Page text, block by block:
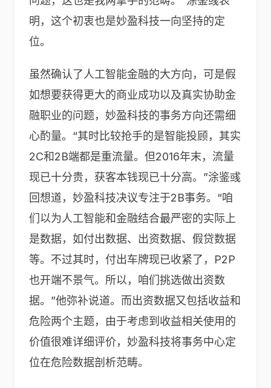
明，这个初衷也是妙盈科技一向坚持的定
位。
虽然确认了人工智能金融的大方向，可是假
如想要获得更大的商业成功以及真实协助金
融职业的问题，妙盈科技的事务方向还需细
心酌量。“其时比较抢手的是智能投顾，其实
2C和2B端都是重流量。但2016年末，流量
现已十分贵，获客本钱现已十分高。”涂鉴彧
回想道，妙盈科技决议专注于2B事务。“咱
们以为人工智能和金融结合最严密的实际上
是数据，如付出数据、出资数据、假贷数据
等。不过其时，付出车牌现已收紧了，P2P
也开端不景气。所以，咱们挑选做出资数
据。”他弥补说道。而出资数据又包括收益和
危险两个主题，由于考虑到收益相关使用的
价值很难详细评价，妙盈科技将事务中心定
位在危险数据剖析范畴。